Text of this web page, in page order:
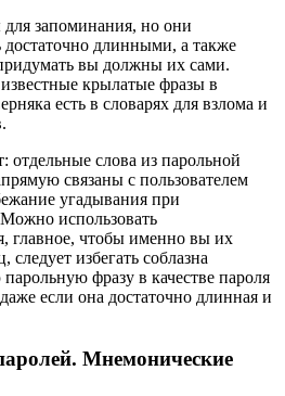
запоминания, но они
длинными, а также
вы должны их сами.
крылатые фразы в
есть в словарях для взлома и
слова из парольной
связаны с пользователем
угадывания при
использовать
главное, чтобы именно вы их
избегать соблазна
фразу в качестве пароля
если она достаточно длинная и
Мнемонические